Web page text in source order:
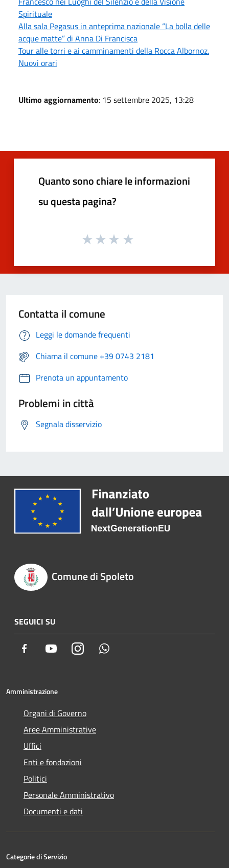
Spirituale
Alla sala Pegasus in anteprima nazionale “La bolla delle
acque matte” di Anna Di Francisca
Tour alle torri e ai camminamenti della Rocca Albornoz.
Nuovi orari
Ultimo aggiornamento: 15 settembre 2025, 13:28
Quanto sono chiare le informazioni
su questa pagina?
Contatta il comune
Leggi le domande frequenti
Chiama il comune +39 0743 2181
Prenota un appuntamento
Problemi in città
Segnala disservizio
Comune di Spoleto
SEGUICI SU
Facebook YoutubeInstagram
Amministrazione
Organi di Governo
Aree Amministrative
Uffici
Enti e fondazioni
Politici
Personale Amministrativo
Documenti e dati
Categorie di Servizio